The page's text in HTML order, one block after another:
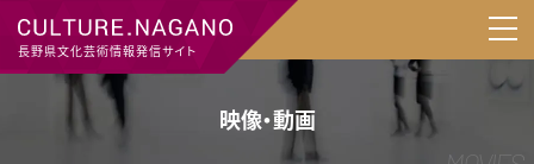
長野県文化芸術情報発信サイト
映像・動画